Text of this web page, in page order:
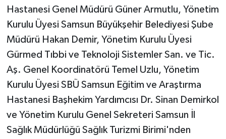
Hastanesi Genel Müdürü Güner Armutlu, Yönetim
Kurulu Üyesi Samsun Büyükşehir Belediyesi Şube
Müdürü Hakan Demir, Yönetim Kurulu Üyesi
Gürmed Tıbbi ve Teknoloji Sistemler San. ve Tic.
Aş. Genel Koordinatörü Temel Uzlu, Yönetim
Kurulu Üyesi SBÜ Samsun Eğitim ve Araştırma
Hastanesi Başhekim Yardımcısı Dr. Sinan Demirkol
ve Yönetim Kurulu Genel Sekreteri Samsun İl
Sağlık Müdürlüğü Sağlık Turizmi Birimi'nden